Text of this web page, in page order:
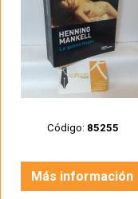
Código: 85255
Más información